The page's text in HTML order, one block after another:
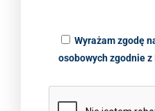
Wyrażam zgodę
osobowych zgodnie z